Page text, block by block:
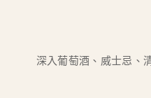
深入葡萄酒、威士忌、